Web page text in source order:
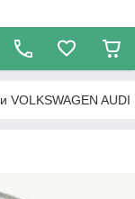
VOLKSWAGEN AUDI